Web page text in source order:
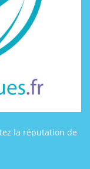
la réputation de